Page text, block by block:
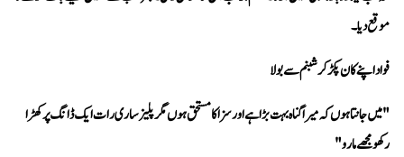
موقع دیا۔
فواد اپنے کان پکڑ کر شبنم سے بولا
رکھو مجھے مارو"